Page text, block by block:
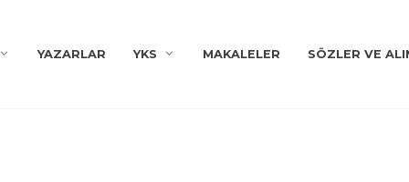
YAZARLAR YKS MAKALELER SÖZLER VE